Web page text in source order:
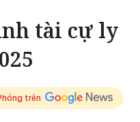
tài cự ly
trên